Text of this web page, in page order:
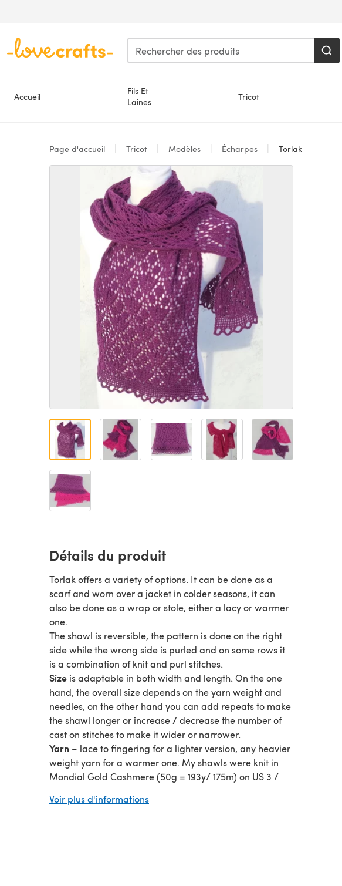
Accueil
Fils Et
Laines
Tricot
Page d'accueil Tricot Modèles Écharpes Torlak
Détails du produit
Torlak offers a variety of options. It can be done as a
scarf and worn over a jacket in colder seasons, it can
also be done as a wrap or stole, either a lacy or warmer
one.
The shawl is reversible, the pattern is done on the right
side while the wrong side is purled and on some rows it
is a combination of knit and purl stitches.
Size is adaptable in both width and length. On the one
hand, the overall size depends on the yarn weight and
needles, on the other hand you can add repeats to make
the shawl longer or increase / decrease the number of
cast on stitches to make it wider or narrower.
Yarn – lace to fingering for a lighter version, any heavier
weight yarn for a warmer one. My shawls were knit in
Mondial Gold Cashmere (50g = 193y/ 175m) on US 3 /
(579y/525m) to obtain a shawl that measures 12 x 62
Voir plus d'informations